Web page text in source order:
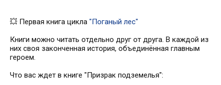
💥 Первая книга цикла "Поганый лес"
Книги можно читать отдельно друг от друга. В каждой из
них своя законченная история, объединённая главным
героем.
Что вас ждет в книге "Призрак подземелья":